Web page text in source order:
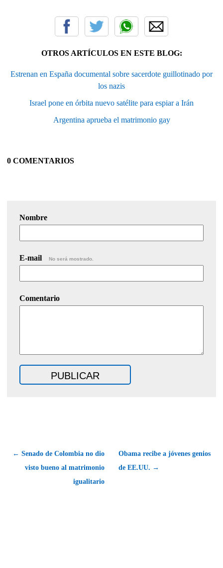
OTROS ARTÍCULOS EN ESTE BLOG:
Estrenan en España documental sobre sacerdote guillotinado por
los nazis
Israel pone en órbita nuevo satélite para espiar a Irán
Argentina aprueba el matrimonio gay
0 COMENTARIOS
Nombre
E-mail No será mostrado.
Comentario
← Senado de Colombia no dio
visto bueno al matrimonio
igualitario
Obama recibe a jóvenes genios
de EE.UU. →